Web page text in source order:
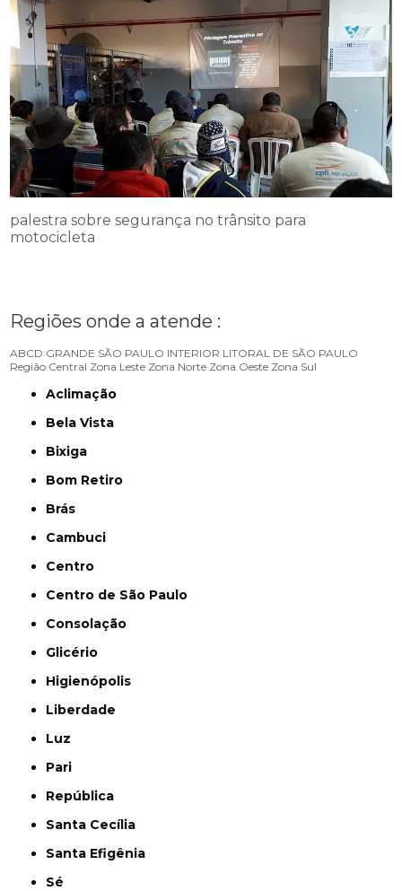
palestra sobre segurança no trânsito para
motocicleta
Regiões onde a atende :
ABCD GRANDE SÃO PAULO INTERIOR LITORAL DE SÃO PAULO
Região Central Zona Leste Zona Norte Zona Oeste Zona Sul
Aclimação
Bela Vista
Bixiga
Bom Retiro
Brás
Cambuci
Centro
Centro de São Paulo
Consolação
Glicério
Higienópolis
Liberdade
Luz
Pari
República
Santa Cecília
Santa Efigênia
Sé